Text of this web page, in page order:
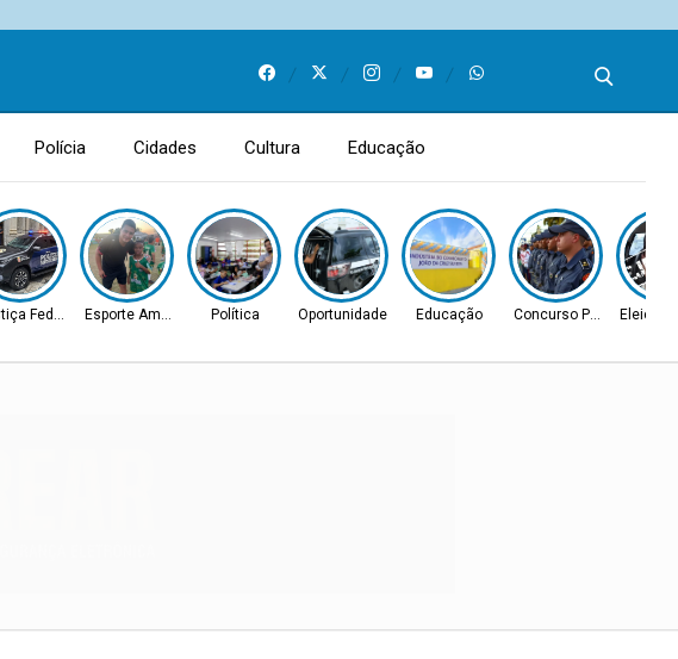
Polícia Cidades Cultura Educação
Federal Esporte Amador Política Oportunidade Educação Concurso Público